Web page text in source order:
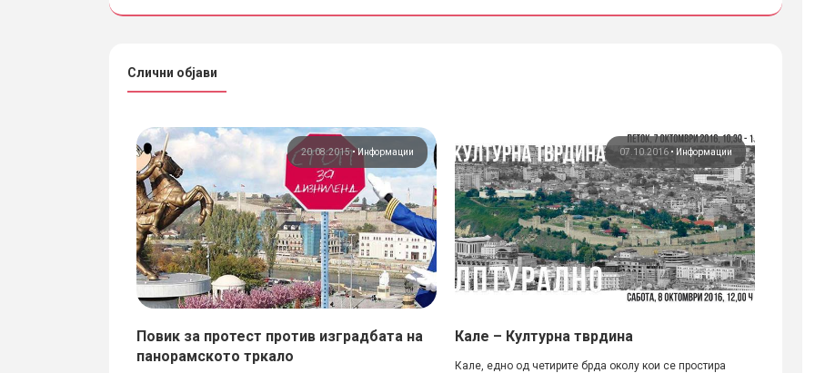
Слични објави
20.08.2015•Информации
Повик за протест против изградбата на
панорамското тркало
07.10.2016 • Информации
Кале – Културна тврдина
Кале, едно од четирите брда околу кои се простира